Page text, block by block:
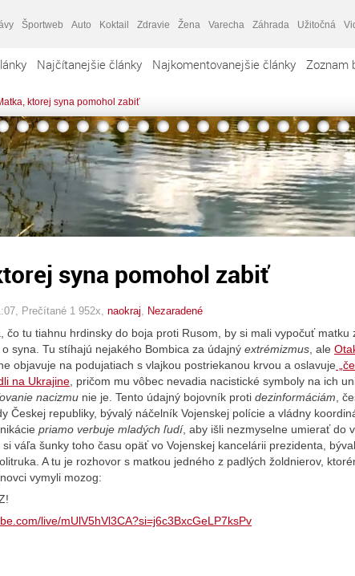
Športweb Auto Koktail Zdravie Žena Varecha Záhrada Užitočná
Najčítanejšie články Najkomentovanejšie články Zoznam
ktorej syna pomohol zabiť
syna pomohol zabiť
, Prečítané 1 952x, naokraj Nezaradené
čo tu tiahnu hrdinsky do boja proti Rusom, by si mali vypočuť matku
syna. Tu stíhajú nejakého Bombica za údajný extrémizmus , ale
objavuje na podujatiach s vlajkou postriekanou krvou a oslavuje
na Ukrajine , pričom mu vôbec nevadia nacistické symboly na ich
nacizmu nie je. Tento údajný bojovník proti dezinformáciám ,
Českej republiky, bývalý náčelník Vojenskej polície a vládny
priamo verbuje mladých ľudí, aby išli nezmyselne umierať do
váľa šunky toho času opäť vo Vojenskej kancelárii prezidenta,
A tu je rozhovor s matkou jedného z padlých žoldnierov,
vymyli mozog:
live/mUlV5hVl3CA?si=j6c3BxcGeLP7ksPv